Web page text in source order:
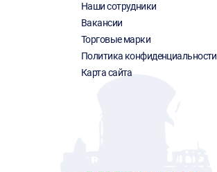
Наши сотрудники
Вакансии
Торговые марки
Политика конфиденциальности
Карта сайта